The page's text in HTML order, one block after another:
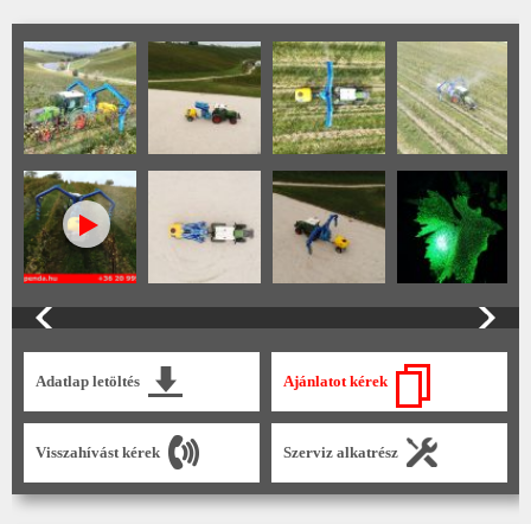
Adatlap letöltés Ajánlatot kérek
Visszahívást kérek Szerviz alkatrész